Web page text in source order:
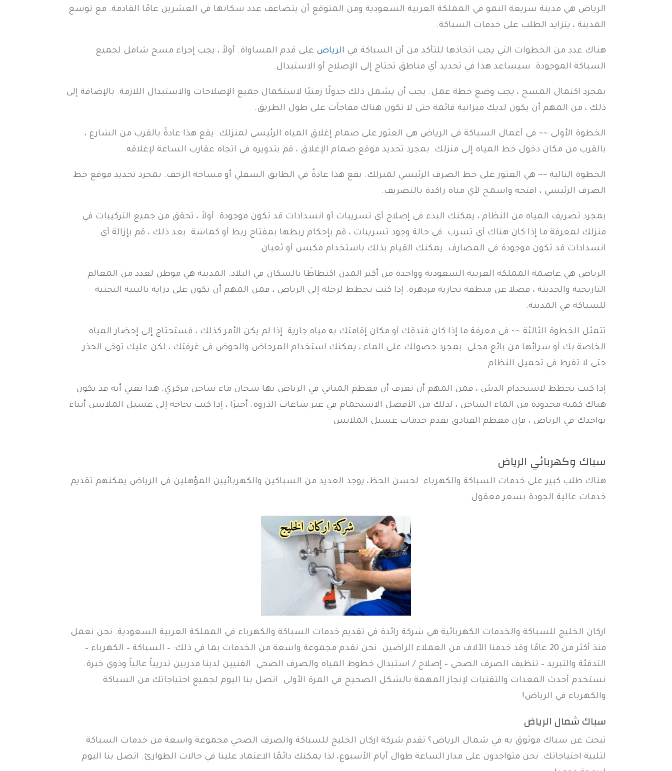
الرياض هي مدينة سريعة النمو في المملكة العربية السعودية ومن المتوقع أن يتضاعف عدد سكانها في العشرين عامًا القادمة. مع توسع
المدينة ، يتزايد الطلب على خدمات السباكة.
هناك عدد من الخطوات التي يجب اتخاذها للتأكد من أن السباكة في الرياض على قدم المساواة. أولاً ، يجب إجراء مسح شامل لجميع
السباكة الموجودة. سيساعد هذا في تحديد أي مناطق تحتاج إلى الإصلاح أو الاستبدال.
بمجرد اكتمال المسح ، يجب وضع خطة عمل. يجب أن يشمل ذلك جدولًا زمنيًا لاستكمال جميع الإصلاحات والاستبدال اللازمة. بالإضافة إلى
ذلك ، من المهم أن يكون لديك ميزانية قائمة حتى لا تكون هناك مفاجآت على طول الطريق.
الخطوة الأولى ~~ في أعمال السباكة في الرياض هي العثور على صمام إغلاق المياه الرئيسي لمنزلك. يقع هذا عادةً بالقرب من الشارع ،
بالقرب من مكان دخول خط المياه إلى منزلك. بمجرد تحديد موقع صمام الإغلاق ، قم بتدويره في اتجاه عقارب الساعة لإغلاقه.
الخطوة التالية ~~ هي العثور على خط الصرف الرئيسي لمنزلك. يقع هذا عادةً في الطابق السفلي أو مساحة الزحف. بمجرد تحديد موقع خط
الصرف الرئيسي ، افتحه واسمح لأي مياه راكدة بالتصريف.
بمجرد تصريف المياه من النظام ، يمكنك البدء في إصلاح أي تسريبات أو انسدادات قد تكون موجودة. أولاً ، تحقق من جميع التركيبات في
منزلك لمعرفة ما إذا كان هناك أي تسرب. في حالة وجود تسريبات ، قم بإحكام ربطها بمفتاح ربط أو كماشة. بعد ذلك ، قم بإزالة أي
انسدادات قد تكون موجودة في المصارف. يمكنك القيام بذلك باستخدام مكبس أو ثعبان.
الرياض هي عاصمة المملكة العربية السعودية وواحدة من أكثر المدن اكتظاظًا بالسكان في البلاد. المدينة هي موطن لعدد من المعالم
التاريخية والحديثة ، فضلا عن منطقة تجارية مزدهرة. إذا كنت تخطط لرحلة إلى الرياض ، فمن المهم أن تكون على دراية بالبنية التحتية
للسباكة في المدينة.
تتمثل الخطوة الثالثة ~~ في معرفة ما إذا كان فندقك أو مكان إقامتك به مياه جارية. إذا لم يكن الأمر كذلك ، فستحتاج إلى إحضار المياه
الخاصة بك أو شرائها من بائع محلي. بمجرد حصولك على الماء ، يمكنك استخدام المرحاض والحوض في غرفتك ، لكن عليك توخي الحذر
حتى لا تفرط في تحميل النظام.
إذا كنت تخطط لاستخدام الدش ، فمن المهم أن تعرف أن معظم المباني في الرياض بها سخان ماء ساخن مركزي. هذا يعني أنه قد يكون
هناك كمية محدودة من الماء الساخن ، لذلك من الأفضل الاستحمام في غير ساعات الذروة. أخيرًا ، إذا كنت بحاجة إلى غسيل الملابس أثناء
تواجدك في الرياض ، فإن معظم الفنادق تقدم خدمات غسيل الملابس
سباك وكهربائي الرياض
هناك طلب كبير على خدمات السباكة والكهرباء. لحسن الحظ، يوجد العديد من السباكين والكهربائيين المؤهلين في الرياض يمكنهم تقديم
خدمات عالية الجودة بسعر معقول.
اركان الخليج للسباكة والخدمات الكهربائية هي شركة رائدة في تقديم خدمات السباكة والكهرباء في المملكة العربية السعودية. نحن نعمل
منذ أكثر من 20 عامًا وقد خدمنا الآلاف من العملاء الراضين. نحن نقدم مجموعة واسعة من الخدمات بما في ذلك: – السباكة – الكهرباء –
التدفئة والتبريد – تنظيف الصرف الصحي – إصلاح / استبدال خطوط المياه والصرف الصحي. الفنيين لدينا مدربين تدريباً عالياً وذوي خبرة.
نستخدم أحدث المعدات والتقنيات لإنجاز المهمة بالشكل الصحيح في المرة الأولى. اتصل بنا اليوم لجميع احتياجاتك من السباكة
والكهرباء في الرياض!
سباك شمال الرياض
تبحث عن سباك موثوق به في شمال الرياض؟ تقدم شركة اركان الخليج للسباكة والصرف الصحي مجموعة واسعة من خدمات السباكة
لتلبية احتياجاتك. نحن متواجدون على مدار الساعة طوال أيام الأسبوع، لذا يمكنك دائمًا الاعتماد علينا في حالات الطوارئ. اتصل بنا اليوم